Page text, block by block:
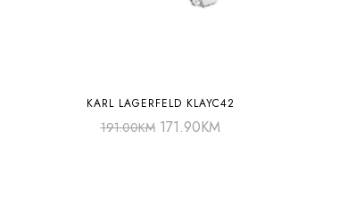
KARL LAGERFELD KLAYC42
191.00KM 171.90KM